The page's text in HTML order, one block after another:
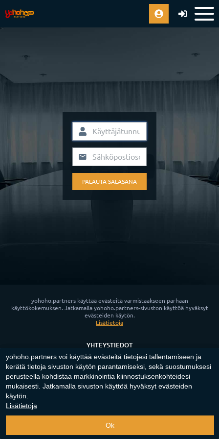
PALAUTA SALASANA
yohoho.partners käyttää evästeitä varmistaakseen parhaan
käyttökokemuksen. Jatkamalla yohoho.partners-sivuston käyttöä hyväksyt
evästeiden käytön.
Lisätietoja
YHTEYSTIEDOT
UUTISET
TIETOSUOJAKÄYTÄNTÖ
EVÄSTEKÄYTÄNTÖ
yohoho.partners
yohoho.partners voi käyttää evästeitä tietojesi tallentamiseen ja
kerätä tietoja sivuston käytön parantamiseksi, sekä suostumuksesi
perusteella kohdistaa markkinointia kiinnostuksenkohteidesi
mukaisesti. Jatkamalla sivuston käyttöä hyväksyt evästeiden
käytön.
Lisätietoja
Ok